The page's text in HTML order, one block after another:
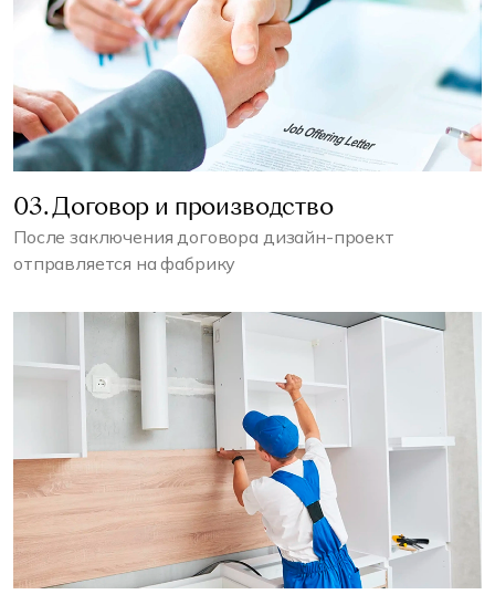
03. Договор и производство
После заключения договора дизайн-проект
отправляется на фабрику